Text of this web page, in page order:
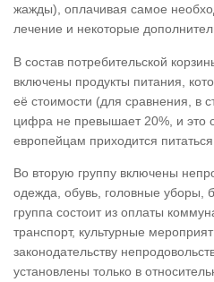
жажды), оплачивая самое
лечение и некоторые
В состав потребительской
включены продукты питания,
её стоимости (для сравнения, в
цифра не превышает 20%, и это
европейцам приходится питаться
Во вторую группу включены
одежда, обувь, головные уборы,
группа состоит из оплаты
транспорт, культурные
законодательству
установлены только в